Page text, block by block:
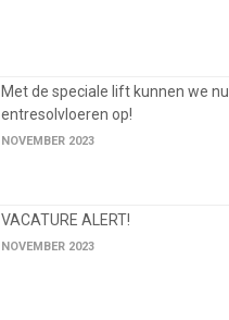
Met de speciale lift kunnen we
entresolvloeren op!
NOVEMBER 2023
VACATURE ALERT!
NOVEMBER 2023